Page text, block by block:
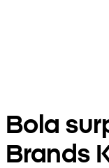
Bola
Brands